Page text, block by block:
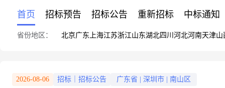
首页 招标预告 招标公告 重新招标 中标通知
省份地区： 北京广东 上海江苏浙江山东湖北四川 河北河南天津山
2026-08-06 招标｜招标公告 广东省 深圳市 南山区